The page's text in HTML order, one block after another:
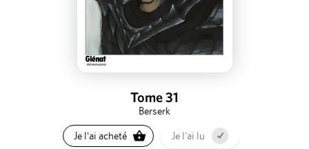
Tome 31
Berserk
Je l'ai acheté Je l'ai lu